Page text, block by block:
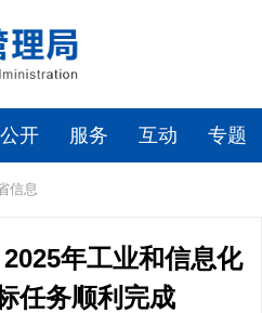
公开 服务 互动 专题
信息
年工业和信息化
任务顺利完成